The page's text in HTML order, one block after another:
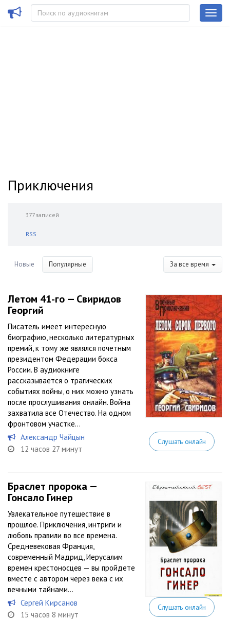
Приключения
377 записей
RSS
Новые Популярные За все время
Летом 41-го — Свиридов
Георгий
Писатель имеет интересную
биографию, несколько литературных
премий, к тому же являлся почетным
президентом Федерации бокса
России. В аудиокниге
рассказывается о трагических
событиях войны, о них можно узнать
после прослушивания онлайн. Война
захватила все Отечество. На одном
фронтовом участке...
Александр Чайцын
12 часов 27 минут
Слушать онлайн
Браслет пророка —
Гонсало Гинер
Увлекательное путешествие в
прошлое. Приключения, интриги и
любовь правили во все времена.
Средневековая Франция,
современный Мадрид, Иерусалим
времен крестоносцев — вы пройдете
вместе с автором через века с их
вечными тайнами…
Сергей Кирсанов
15 часов 8 минут
Слушать онлайн